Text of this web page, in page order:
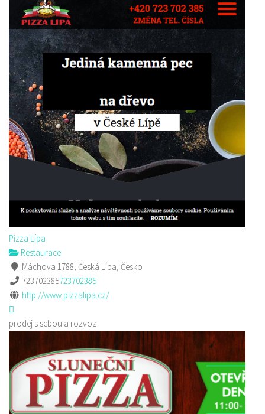
Pizza Lípa
Restaurace
Máchova 1788, Česká Lípa, Česko
723702385723702385
http://www.pizzalipa.cz/
prodej s sebou a rozvoz